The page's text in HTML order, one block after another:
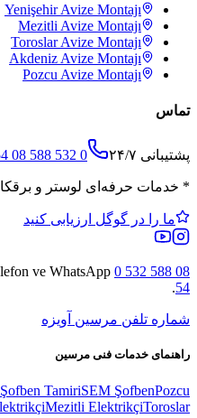
YenişehirAvize Montajı
Mezitli Avize Montajı
ToroslarAvize Montajı
Akdeniz Avize Montajı
Pozcu Avize Montajı
تماس
پشتیبانی ۲۴/۷ 0 532 588 08 54
* خدمات حرفه‌ای لوستر و
ما را در گوگل ارزیابی کنید
ve WhatsApp 0 532 588 08
54
.
شماره تلفن مرسین آویزه
راهنمای خدمات فنی مرسین
Şofben TamiriSEM ŞofbenPozcu
Mezitli ElektrikçiToroslar